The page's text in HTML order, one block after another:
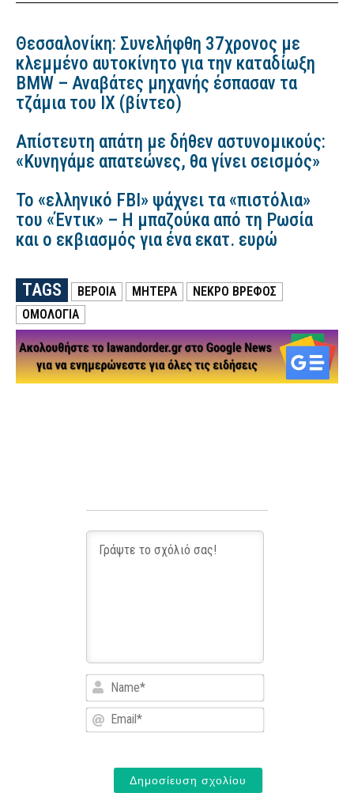
Θεσσαλονίκη: Συνελήφθη 37χρονος με
κλεμμένο αυτοκίνητο για την καταδίωξη
BMW – Αναβάτες μηχανής έσπασαν τα
τζάμια του ΙΧ (βίντεο)
Απίστευτη απάτη με δήθεν αστυνομικούς:
«Κυνηγάμε απατεώνες, θα γίνει σεισμός»
Το «ελληνικό FBI» ψάχνει τα «πιστόλια»
του «Έντικ» – Η μπαζούκα από τη Ρωσία
και ο εκβιασμός για ένα εκατ. ευρώ
TAGS ΒΕΡΟΙΑ ΜΗΤΕΡΑ
ΝΕΚΡΟ ΒΡΕΦΟΣ
ΟΜΟΛΟΓΙΑ
Name*
Email*